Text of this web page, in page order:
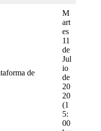
de
M
art
es
11
de
Jul
io
de
20
20
(1
5:
00